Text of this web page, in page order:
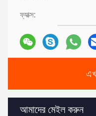
ফ্যাক্স:
আমাদের মেইল করুন